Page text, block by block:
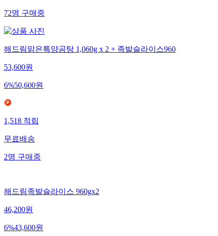
72명구매중
해드림맑은특양곰탕 1,060g x 2 + 족발슬라이스960
53,600원
6%50,600원
1,518적립
무료배송
2명구매중
해드림족발슬라이스 960gx2
46,200원
6%43,600원